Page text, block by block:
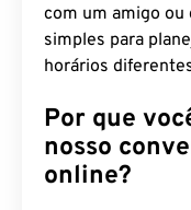
com um amigo ou
simples para
horários
Por que
nosso
online?